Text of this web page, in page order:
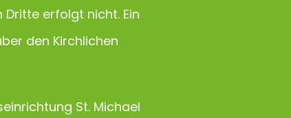
erfolgt nicht. Ein
den Kirchlichen
St. Michael